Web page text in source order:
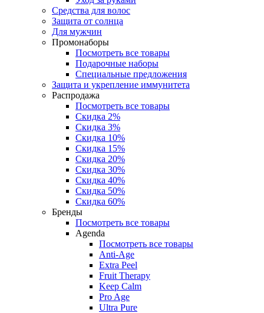
Средства для волос
Защита от солнца
Для мужчин
Промонаборы
Посмотреть все товары
Подарочные наборы
Специальные предложения
Защита и укрепление иммунитета
Распродажа
Посмотреть все товары
Скидка 2%
Скидка 3%
Скидка 10%
Скидка 15%
Скидка 20%
Скидка 30%
Скидка 40%
Скидка 50%
Скидка 60%
Бренды
Посмотреть все товары
Agenda
Посмотреть все товары
Anti‑Age
Extra Peel
Fruit Therapy
Keep Calm
Pro Age
Ultra Pure